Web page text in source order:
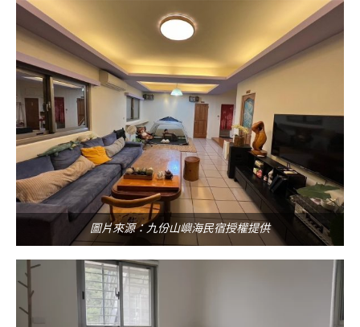
圖片來源：九份山嶼海民宿授權提供